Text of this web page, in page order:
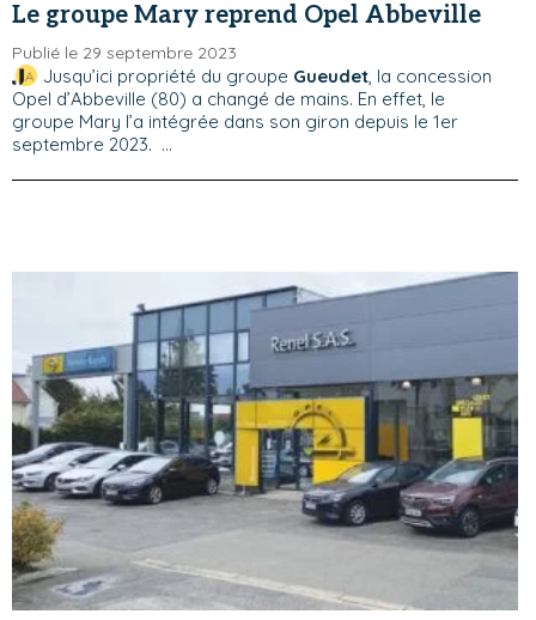
Le groupe Mary reprend Opel Abbeville
Publié le 29 septembre 2023
Jusqu’ici propriété du groupe Gueudet, la concession
Opel d’Abbeville (80) a changé de mains. En effet, le
groupe Mary l’a intégrée dans son giron depuis le 1er
septembre 2023. ...